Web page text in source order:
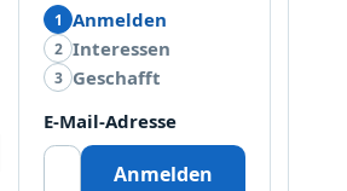
1 Anmelden
2 Interessen
3 Geschafft
E-Mail-Adresse
Anmelden